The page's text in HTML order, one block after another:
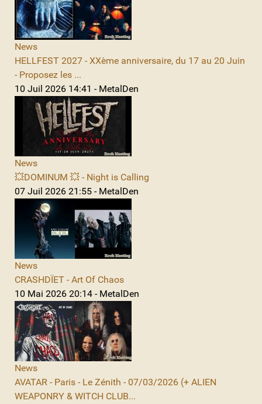
News
HELLFEST 2027 - XXème anniversaire, du 17 au 20 Juin
- Proposez les ...
10 Juil 2026 14:41 - MetalDen
News
💥DOMINUM 💥 - Night is Calling
07 Juil 2026 21:55 - MetalDen
News
CRASHDÏET - Art Of Chaos
10 Mai 2026 20:14 - MetalDen
News
AVATAR - Paris - Le Zénith - 07/03/2026 (+ ALIEN
WEAPONRY & WITCH CLUB...